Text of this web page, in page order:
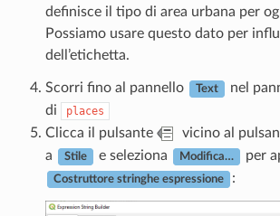
definisce il tipo di area urbana per
Possiamo usare questo dato per
dell’etichetta.
Scorri fino al pannello Text nel
di places
Clicca il pulsante
vicino al
a
Stile e seleziona Modifica… per
Costruttore stringhe espressione :